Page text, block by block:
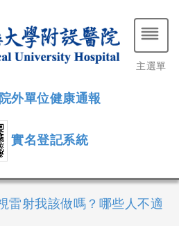
院外單位健康通報
實名登記系統
主選單